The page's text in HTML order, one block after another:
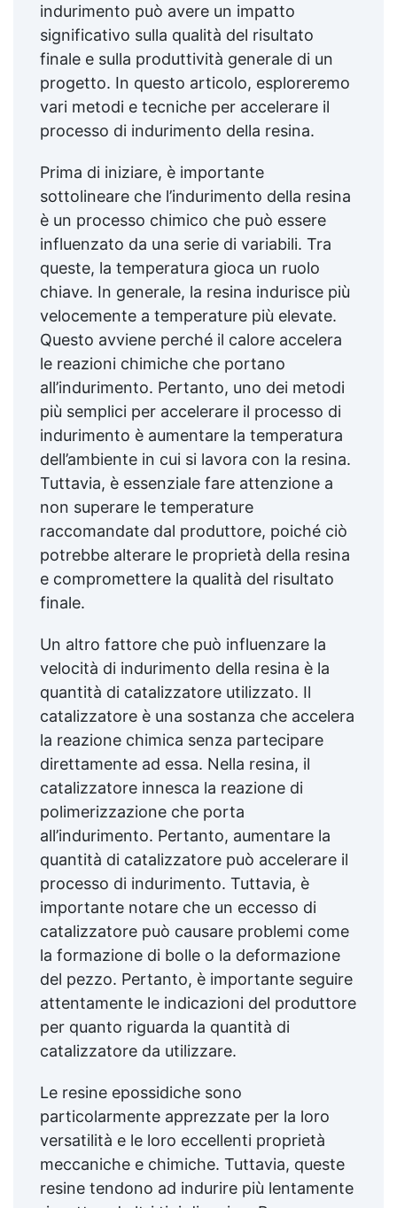
indurimento può avere un impatto
significativo sulla qualità del risultato
finale e sulla produttività generale di un
progetto. In questo articolo, esploreremo
vari metodi e tecniche per accelerare il
processo di indurimento della resina.
Prima di iniziare, è importante
sottolineare che l’indurimento della resina
è un processo chimico che può essere
influenzato da una serie di variabili. Tra
queste, la temperatura gioca un ruolo
chiave. In generale, la resina indurisce più
velocemente a temperature più elevate.
Questo avviene perché il calore accelera
le reazioni chimiche che portano
all’indurimento. Pertanto, uno dei metodi
più semplici per accelerare il processo di
indurimento è aumentare la temperatura
dell’ambiente in cui si lavora con la resina.
Tuttavia, è essenziale fare attenzione a
non superare le temperature
raccomandate dal produttore, poiché ciò
potrebbe alterare le proprietà della resina
e compromettere la qualità del risultato
finale.
Un altro fattore che può influenzare la
velocità di indurimento della resina è la
quantità di catalizzatore utilizzato. Il
catalizzatore è una sostanza che accelera
la reazione chimica senza partecipare
direttamente ad essa. Nella resina, il
catalizzatore innesca la reazione di
polimerizzazione che porta
all’indurimento. Pertanto, aumentare la
quantità di catalizzatore può accelerare il
processo di indurimento. Tuttavia, è
importante notare che un eccesso di
catalizzatore può causare problemi come
la formazione di bolle o la deformazione
del pezzo. Pertanto, è importante seguire
attentamente le indicazioni del produttore
per quanto riguarda la quantità di
catalizzatore da utilizzare.
Le resine epossidiche sono
particolarmente apprezzate per la loro
versatilità e le loro eccellenti proprietà
meccaniche e chimiche. Tuttavia, queste
resine tendono ad indurire più lentamente